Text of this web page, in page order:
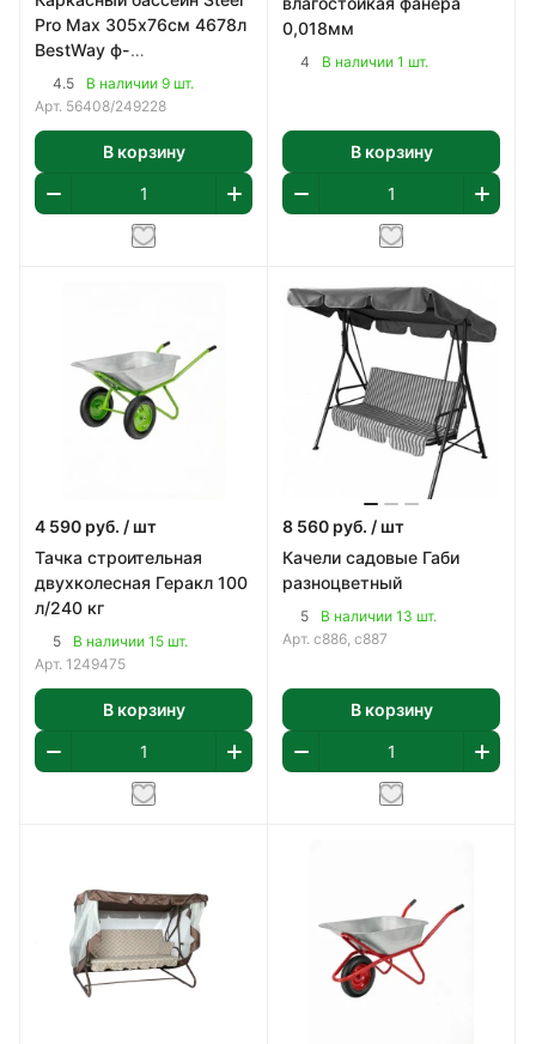
Pro Max 305х76см 4678л
BestWay ф-
насос,картридж 58093
арт 56408
4.5
В наличии 9 шт.
Арт. 56408/249228
В корзину
0,018мм
4 В наличии 1 шт.
В корзину
4 590 руб. / шт
Тачка строительная
двухколесная Геракл 100
л/240 кг
5
В наличии 15 шт.
Арт. 1249475
В корзину
8 560 руб. / шт
Качели садовые Габи
разноцветный
5
В наличии 13 шт.
Арт. с886, с887
В корзину